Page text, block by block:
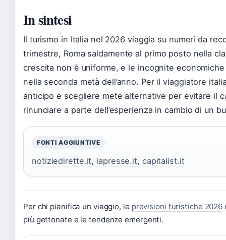
In sintesi
Il turismo in Italia nel 2026 viaggia su numeri da
trimestre, Roma saldamente al primo posto nella
crescita non è uniforme, e le incognite
nella seconda metà dell’anno. Per il viaggiatore
anticipo e scegliere mete alternative per evitare il
rinunciare a parte dell’esperienza in cambio di un
FONTI AGGIUNTIVE
notiziedirette.it, lapresse.it, capitalist.it
Per chi pianifica un viaggio, le previsioni turistiche 2026
più gettonate e le tendenze emergenti.